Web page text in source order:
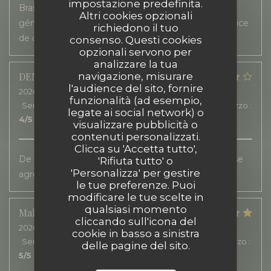
impostazione predefinita.
Altri cookies opzionali
richiedono il tuo
consenso. Questi cookies
opzionali servono per
analizzare la tua
navigazione, misurare
l'audience del sito, fornire
funzionalità (ad esempio,
legate ai social network) o
visualizzare pubblicità o
contenuti personalizzati.
Clicca su 'Accetta tutto',
'Rifiuta tutto' o
'Personalizza' per gestire
le tue preferenze. Puoi
modificare le tue scelte in
qualsiasi momento
cliccando sull'icona del
cookie in basso a sinistra
delle pagine del sito.
Brasserie très agréable. Grande terrasse. Cuisine
généreuse, gourmande et de saison Accueil et service
de qualité.
DENIS
2026-07-20
- 12:00 - Ospiti 2
Servizio
/5 Atmosfera: 5/5 Cucina:4 /5 Qualità / Prezzo :
4/5
De bonne saveurs. Un service rapide, sur une terrasse
agréable.
Malorie
2026-07-22
- 12:30 - Ospiti 2
Servizio
Atmosfera /5 Cucina : /5 Qualità / Prezzo :
5/5